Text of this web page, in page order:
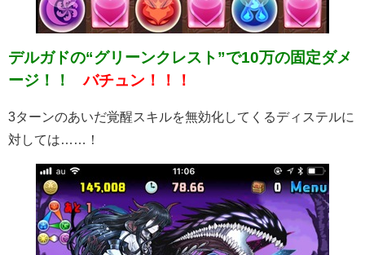
デルガドの“グリーンクレスト”で10万の固定ダメ
ージ！！
バチュン！！！
3ターンのあいだ覚醒スキルを無効化してくるディステルに
対しては……！